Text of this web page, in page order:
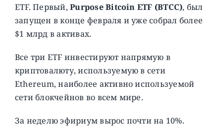
ETF. Первый,Purpose Bitcoin ETF (BTCC), был
запущен в конце февраля и уже собрал более
$1 млрд в активах.
Все три ETF инвестируют напрямую в
криптовалюту, используемую в сети
Ethereum, наиболее активно используемой
сети блокчейнов во всем мире.
За неделю эфириум вырос почти на 10%.